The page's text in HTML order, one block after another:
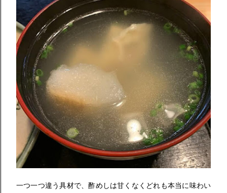
一つ一つ違う具材で、酢めしは甘くなくどれも本当に味わい